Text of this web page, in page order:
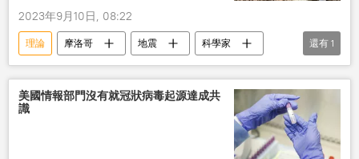
2023年9月10日, 08:22
理論 摩洛哥 地震
科學家
核彈
還有 1
美國情報部門沒有就冠狀病毒起源達成共
識